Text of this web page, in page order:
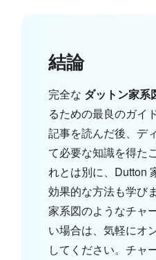
結論
完全な ダットン家系
るための最良のガイ
記事を読んだ後、デ
て必要な知識を得た
れとは別に、Dutton
効果的な方法も学び
家系図のようなチャ
い場合は、気軽にオ
してください。チャ